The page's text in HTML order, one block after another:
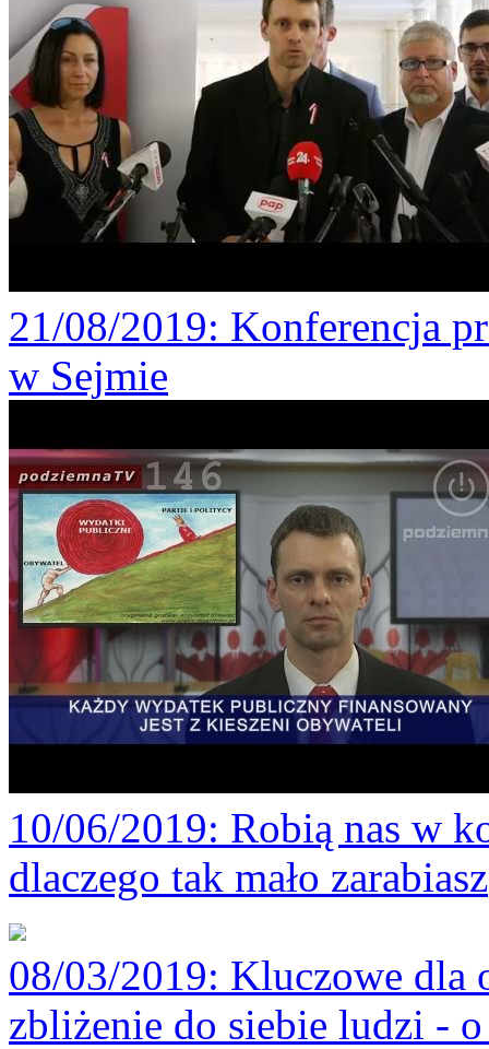
21/08/2019: Konferencja
w Sejmie
10/06/2019: Robią nas w
dlaczego tak mało zarabiasz
08/03/2019: Kluczowe dla
zbliżenie do siebie ludzi -